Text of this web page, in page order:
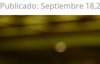
Publicado: Septiembre